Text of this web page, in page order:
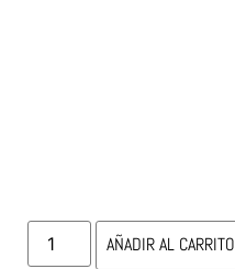
AÑADIR AL CARRITO